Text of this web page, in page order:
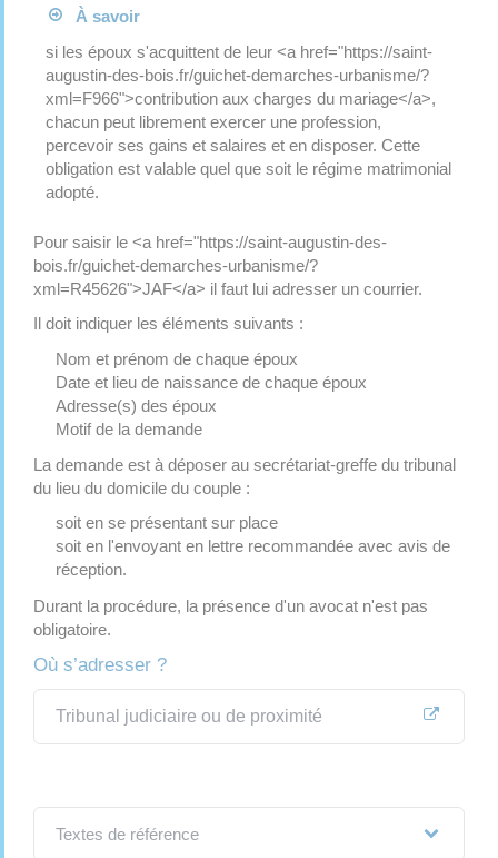
À savoir
si les époux s'acquittent de leur <a href="https://saint-
augustin-des-bois.fr/guichet-demarches-urbanisme/?
xml=F966">contribution aux charges du mariage</a>,
chacun peut librement exercer une profession,
percevoir ses gains et salaires et en disposer. Cette
obligation est valable quel que soit le régime matrimonial
adopté.
Pour saisir le <a href="https://saint-augustin-des-
bois.fr/guichet-demarches-urbanisme/?
xml=R45626">JAF</a> il faut lui adresser un courrier.
Il doit indiquer les éléments suivants :
Nom et prénom de chaque époux
Date et lieu de naissance de chaque époux
Adresse(s) des époux
Motif de la demande
La demande est à déposer au secrétariat-greffe du tribunal
du lieu du domicile du couple :
soit en se présentant sur place
soit en l'envoyant en lettre recommandée avec avis de
réception.
Durant la procédure, la présence d'un avocat n'est pas
obligatoire.
Où s’adresser ?
Tribunal judiciaire ou de proximité
Textes de référence